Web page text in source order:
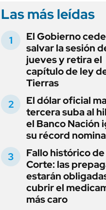
Las más leídas
El Gobierno
salvar la sesión
jueves y retira el
capítulo de ley
Tierras
El dólar oficial
tercera suba al
el Banco Nación
su récord
Fallo histórico de
Corte: las
estarán
cubrir el
más caro